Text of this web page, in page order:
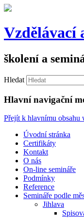
Vzdělávací
školení a
Hledat
Hlavní navigační
Přejít k hlavnímu obsahu
Úvodní stránka
Certifikáty
Kontakt
O nás
On-line semináře
Podmínky
Reference
Semináře podle
Jihlava